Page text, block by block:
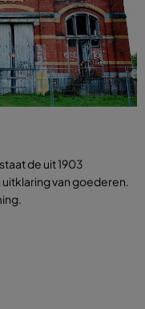
de uit 1903
van goederen.